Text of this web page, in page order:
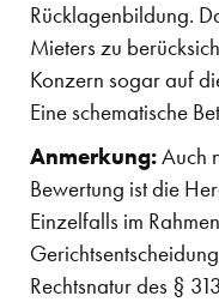
Rücklagenbildung.
Mieters zu
Konzern sogar auf
Eine schematische
Anmerkung:Auch
Bewertung ist die
Einzelfalls im
Rechtsnatur des §